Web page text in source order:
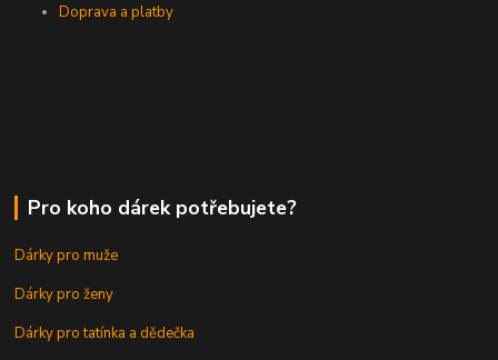
Doprava a platby
Pro koho dárek potřebujete?
Dárky pro muže
Dárky pro ženy
Dárky pro tatínka a dědečka